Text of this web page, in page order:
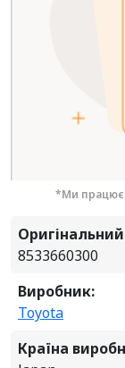
*Ми
8533660300
Виробник:
Toyota
Країна